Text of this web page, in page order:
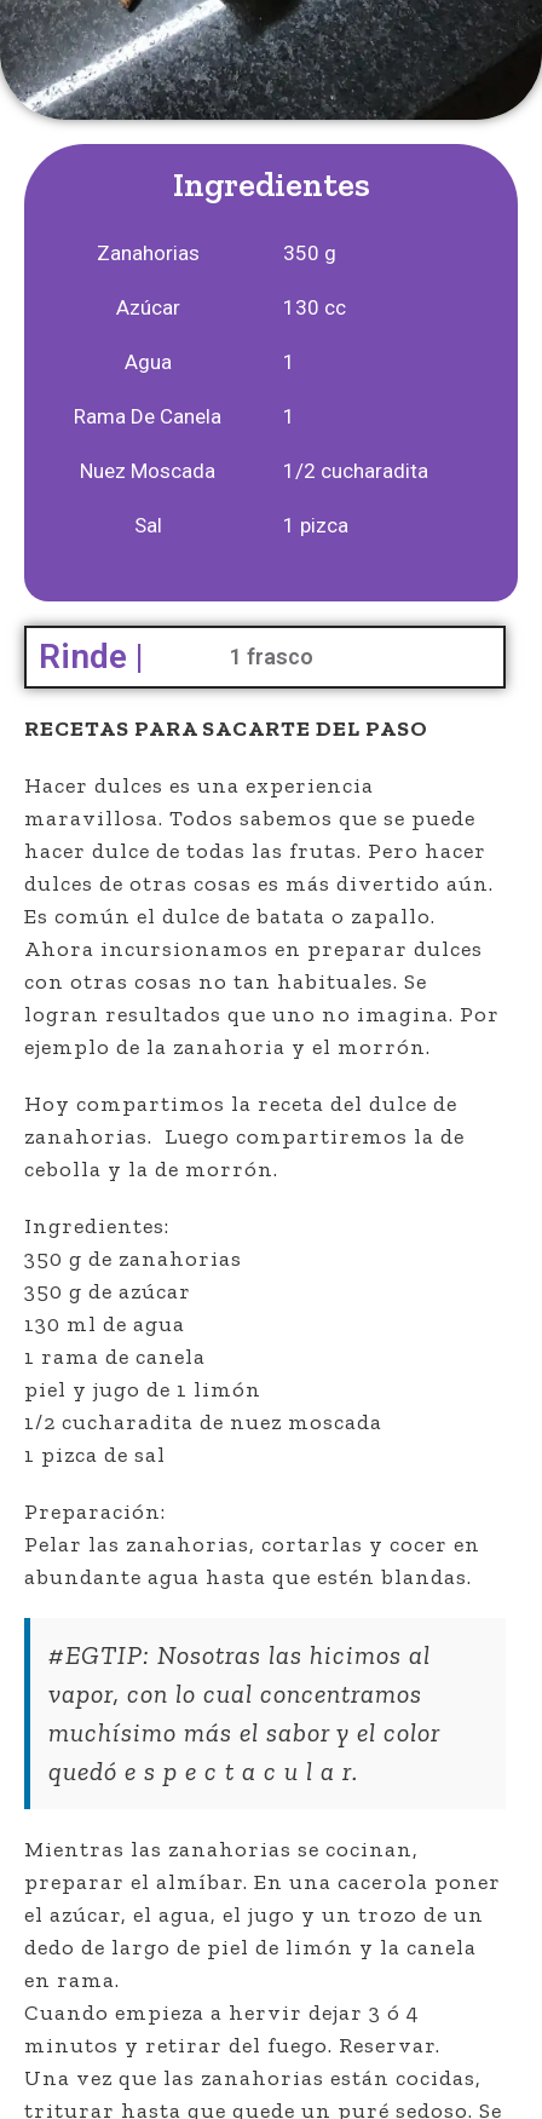
Ingredientes
Zanahorias 350 g
Azúcar 130 cc
Agua 1
Rama De Canela 1
Nuez Moscada 1/2 cucharadita
Sal 1 pizca
Rinde | 1 frasco
RECETAS PARA SACARTE DEL PASO
Hacer dulces es una experiencia
maravillosa. Todos sabemos que se puede
hacer dulce de todas las frutas. Pero hacer
dulces de otras cosas es más divertido aún.
Es común el dulce de batata o zapallo.
Ahora incursionamos en preparar dulces
con otras cosas no tan habituales. Se
logran resultados que uno no imagina. Por
ejemplo de la zanahoria y el morrón.
Hoy compartimos la receta del dulce de
zanahorias. Luego compartiremos la de
cebolla y la de morrón.
Ingredientes:
350 g de zanahorias
350 g de azúcar
130 ml de agua
1 rama de canela
piel y jugo de 1 limón
1/2 cucharadita de nuez moscada
1 pizca de sal
Preparación:
Pelar las zanahorias, cortarlas y cocer en
abundante agua hasta que estén blandas.
#EGTIP: Nosotras las hicimos al
vapor, con lo cual concentramos
muchísimo más el sabor y el color
quedó e s p e c t a c u l a r.
Mientras las zanahorias se cocinan,
preparar el almíbar. En una cacerola poner
el azúcar, el agua, el jugo y un trozo de un
dedo de largo de piel de limón y la canela
en rama.
Cuando empieza a hervir dejar 3 ó 4
minutos y retirar del fuego. Reservar.
Una vez que las zanahorias están cocidas,
triturar hasta que quede un puré sedoso. Se